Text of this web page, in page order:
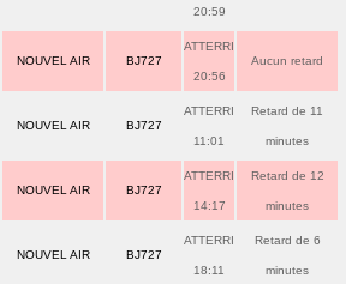
20:59
NOUVEL AIR BJ727
ATTERRI
20:56
Aucun retard
NOUVEL AIR BJ727
ATTERRI
11:01
Retard de 11
minutes
NOUVEL AIR BJ727
ATTERRI
14:17
Retard de 12
minutes
NOUVEL AIR BJ727
ATTERRI
18:11
Retard de 6
minutes